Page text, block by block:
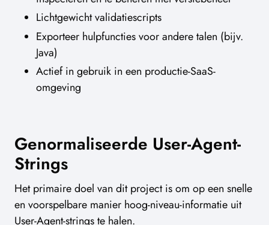
Lichtgewicht validatiescripts
Exporteer hulpfuncties voor andere talen (bijv.
Java)
Actief in gebruik in een productie-SaaS-
omgeving
Genormaliseerde User-Agent-
Strings
Het primaire doel van dit project is om op een snelle
en voorspelbare manier hoog-niveau-informatie uit
User-Agent-strings te halen.